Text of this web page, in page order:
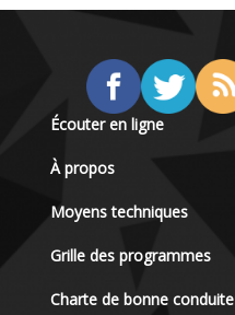
Écouter en ligne
À propos
Moyens techniques
Grille des programmes
Charte de bonne conduite